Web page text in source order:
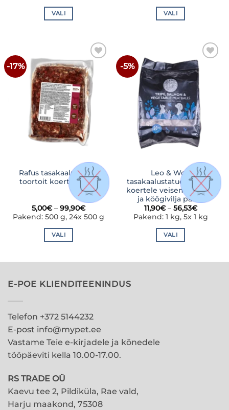
VALI
varianti.
Valikuid
saab
teha
tootelehel.
VALI
varianti.
Valikuid
saab
teha
tootelehel.
-17%
LISA
SOOVINIMEKIRJA
Rafus tasakaalustatud
toortoit koertele Veis
5,00€ – 99,90€Hinnavahemik:
5,00€
kuni
Pakend: 500 g, 24x 500 g
VALI
varianti.
teha
tootelehel.
-5%
LISA
SOOVINIMEKIRJA
Leo & Wolf
tasakaalustatud toortoit
koertele veisemao, lõhe
ja köögivilja pallid
11,90€ – 56,53€
11,90€
kuni
Pakend: 1 kg, 5x 1 kg
VALI
E-POE KLIENDITEENINDUS
Telefon +372 5144232
E-post info@mypet.ee
Vastame Teie e-kirjadele ja kõnedele
tööpäeviti kella 10.00-17.00.
RS TRADE OÜ
Kaevu tee 2, Pildiküla, Rae vald,
Harju maakond, 75308